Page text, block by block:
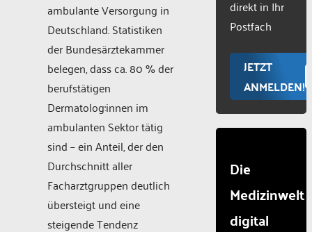
ambulante Versorgung in
Deutschland. Statistiken
der Bundesärztekammer
belegen, dass ca. 80 % der
berufstätigen
Dermatolog:innen im
ambulanten Sektor tätig
sind – ein Anteil, der den
Durchschnitt aller
Facharztgruppen deutlich
übersteigt und eine
steigende Tendenz
Consent
direkt in Ihr
Postfach
JETZT
ANMELDEN!
Die
Medizinwelt
digital